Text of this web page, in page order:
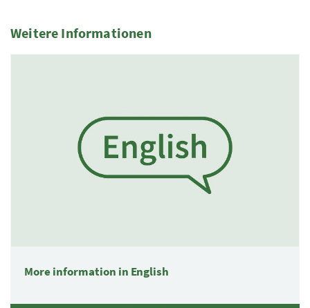
Weitere Informationen
More information in English